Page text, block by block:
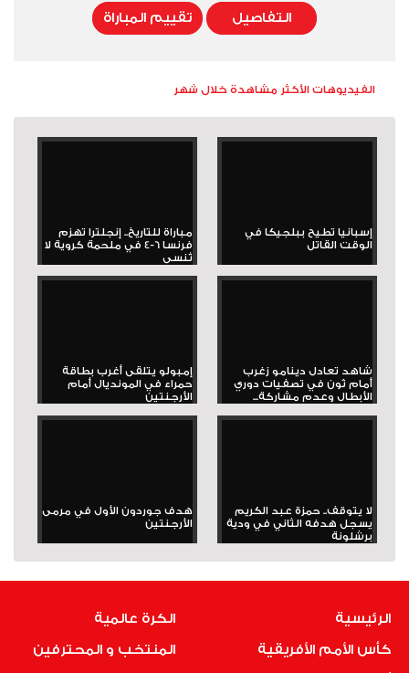
التفاصيل تقييم المباراة
الفيديوهات الأكثر مشاهدة خلال شهر
إسبانيا تطيح ببلجيكا في
الوقت القاتل
مباراة للتاريخ.. إنجلترا تهزم
فرنسا 6-4 في ملحمة كروية لا
تُنسى
شاهد تعادل دينامو زغرب
أمام ثون في تصفيات دوري
الأبطال وعدم مشاركة...
إمبولو يتلقى أغرب بطاقة
حمراء في المونديال أمام
الأرجنتين
لا يتوقف.. حمزة عبد الكريم
يسجل هدفه الثاني في ودية
برشلونة
هدف جوردون الأول في مرمى
الأرجنتين
الرئيسية
كأس الأمم الأفريقية
الكرة عالمية
المنتخب و المحترفين